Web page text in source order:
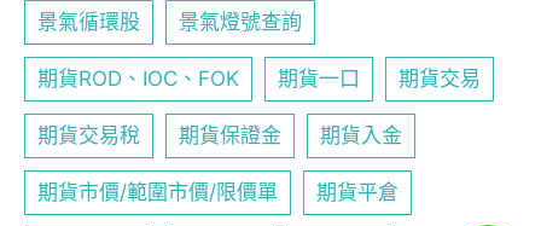
景氣循環股 景氣燈號查詢
期貨ROD、IOC、FOK 期貨一口 期貨交易
期貨交易稅 期貨保證金 期貨入金
期貨市價/範圍市價/限價單 期貨平倉